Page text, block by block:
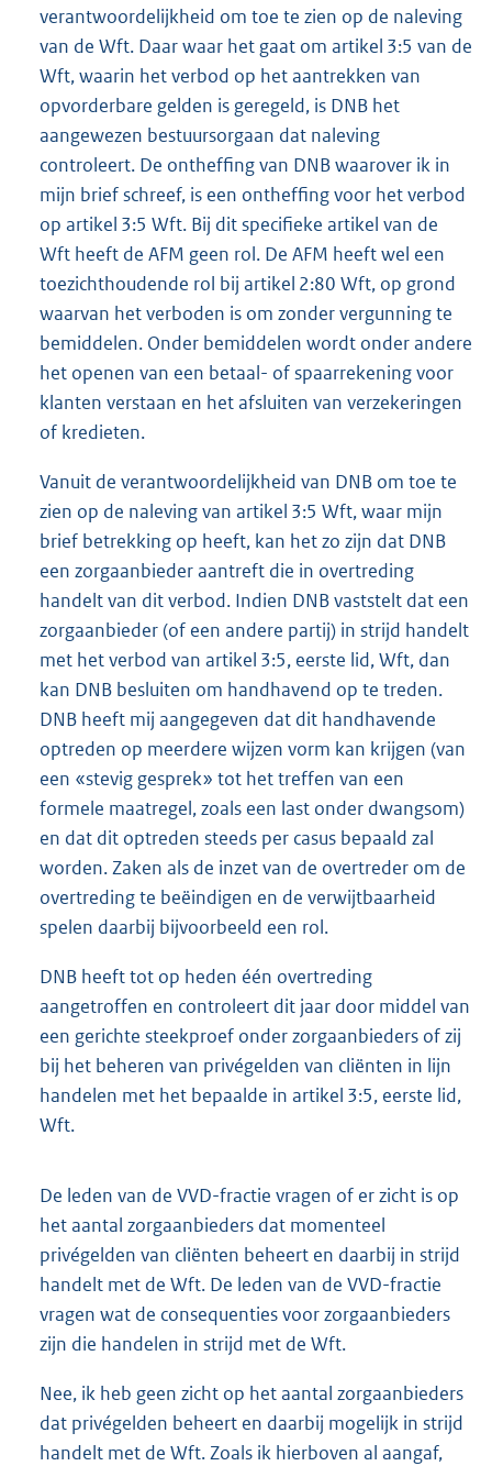
verantwoordelijkheid om toe te zien op de naleving
van de Wft. Daar waar het gaat om artikel 3:5 van de
Wft, waarin het verbod op het aantrekken van
opvorderbare gelden is geregeld, is DNB het
aangewezen bestuursorgaan dat naleving
controleert. De ontheffing van DNB waarover ik in
mijn brief schreef, is een ontheffing voor het verbod
op artikel 3:5 Wft. Bij dit specifieke artikel van de
Wft heeft de AFM geen rol. De AFM heeft wel een
toezichthoudende rol bij artikel 2:80 Wft, op grond
waarvan het verboden is om zonder vergunning te
bemiddelen. Onder bemiddelen wordt onder andere
het openen van een betaal- of spaarrekening voor
klanten verstaan en het afsluiten van verzekeringen
of kredieten.
Vanuit de verantwoordelijkheid van DNB om toe te
zien op de naleving van artikel 3:5 Wft, waar mijn
brief betrekking op heeft, kan het zo zijn dat DNB
een zorgaanbieder aantreft die in overtreding
handelt van dit verbod. Indien DNB vaststelt dat een
zorgaanbieder (of een andere partij) in strijd handelt
met het verbod van artikel 3:5, eerste lid, Wft, dan
kan DNB besluiten om handhavend op te treden.
DNB heeft mij aangegeven dat dit handhavende
optreden op meerdere wijzen vorm kan krijgen (van
een «stevig gesprek» tot het treffen van een
formele maatregel, zoals een last onder dwangsom)
en dat dit optreden steeds per casus bepaald zal
worden. Zaken als de inzet van de overtreder om de
overtreding te beëindigen en de verwijtbaarheid
spelen daarbij bijvoorbeeld een rol.
DNB heeft tot op heden één overtreding
aangetroffen en controleert dit jaar door middel van
een gerichte steekproef onder zorgaanbieders of zij
bij het beheren van privégelden van cliënten in lijn
handelen met het bepaalde in artikel 3:5, eerste lid,
Wft.
De leden van de VVD-fractie vragen of er zicht is op
het aantal zorgaanbieders dat momenteel
privégelden van cliënten beheert en daarbij in strijd
handelt met de Wft. De leden van de VVD-fractie
vragen wat de consequenties voor zorgaanbieders
zijn die handelen in strijd met de Wft.
Nee, ik heb geen zicht op het aantal zorgaanbieders
dat privégelden beheert en daarbij mogelijk in strijd
handelt met de Wft. Zoals ik hierboven al aangaf,